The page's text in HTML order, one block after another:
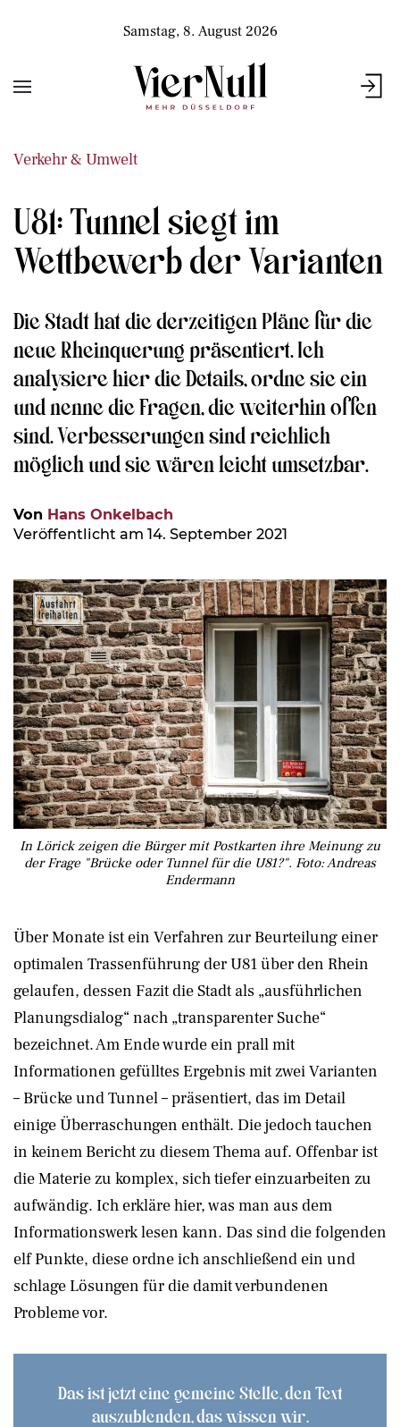
Samstag, 8. August 2026
Verkehr & Umwelt
U81: Tunnel siegt im
Wettbewerb der Varianten
Die Stadt hat die derzeitigen Pläne für die
neue Rheinquerung präsentiert. Ich
analysiere hier die Details, ordne sie ein
und nenne die Fragen, die weiterhin offen
sind. Verbesserungen sind reichlich
möglich und sie wären leicht umsetzbar.
Von Hans Onkelbach
Veröffentlicht am 14. September 2021
In Lörick zeigen die Bürger mit Postkarten ihre Meinung zu
der Frage "Brücke oder Tunnel für die U81?". Foto: Andreas
Endermann
Über Monate ist ein Verfahren zur Beurteilung einer
optimalen Trassenführung der U81 über den Rhein
gelaufen, dessen Fazit die Stadt als „ausführlichen
Planungsdialog“ nach „transparenter Suche“
bezeichnet. Am Ende wurde ein prall mit
Informationen gefülltes Ergebnis mit zwei Varianten
– Brücke und Tunnel – präsentiert, das im Detail
einige Überraschungen enthält. Die jedoch tauchen
in keinem Bericht zu diesem Thema auf. Offenbar ist
die Materie zu komplex, sich tiefer einzuarbeiten zu
aufwändig. Ich erkläre hier, was man aus dem
Informationswerk lesen kann. Das sind die folgenden
elf Punkte, diese ordne ich anschließend ein und
schlage Lösungen für die damit verbundenen
Probleme vor.
Das ist jetzt eine gemeine Stelle, den Text
auszublenden, das wissen wir.